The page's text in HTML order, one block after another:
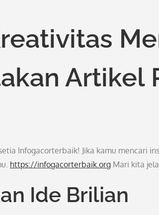
Artikel
Infogacorterbaik! Jika kamu mencari
https://infogacorterbaik.org Mari kita
Ide Brilian